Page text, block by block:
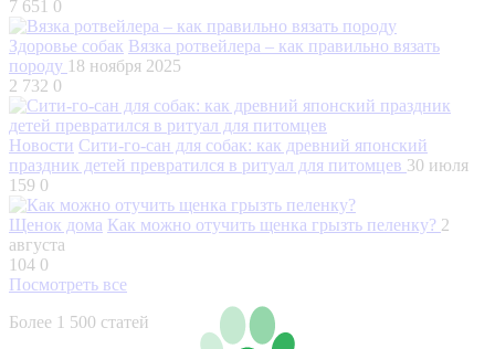
7 651 0
Здоровье собак Вязка ротвейлера – как правильно вязать
породу 18 ноября 2025
2 732 0
Новости Сити-го-сан для собак: как древний японский
праздник детей превратился в ритуал для питомцев 30 июля
159 0
Щенок дома Как можно отучить щенка грызть пеленку? 2
августа
104 0
Посмотреть все
Более 1 500 статей